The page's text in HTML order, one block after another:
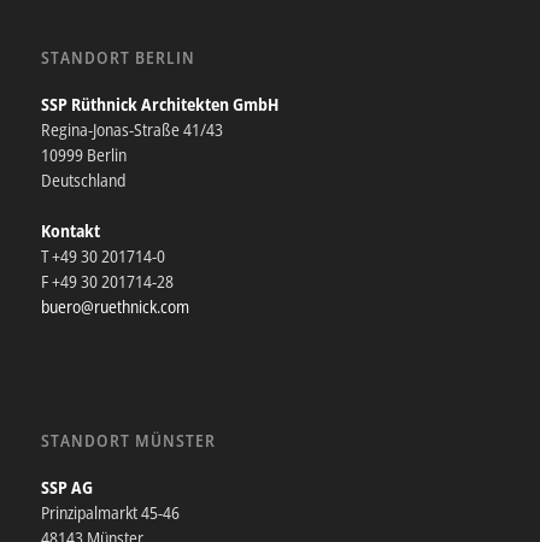
STANDORT BERLIN
SSP Rüthnick Architekten GmbH
Regina-Jonas-Straße 41/43
10999 Berlin
Deutschland
Kontakt
T +49 30 201714-0
F +49 30 201714-28
buero@ruethnick.com
STANDORT MÜNSTER
SSP AG
Prinzipalmarkt 45-46
48143 Münster